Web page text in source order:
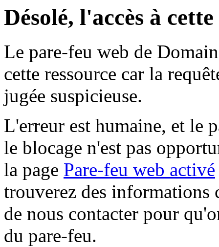
Désolé, l'accès à
Le pare-feu web de
cette ressource car la
jugée suspicieuse.
L'erreur est humaine, et le
le blocage n'est pas
la page Pare-feu web activé
trouverez des informations
de nous contacter pour
du pare-feu.